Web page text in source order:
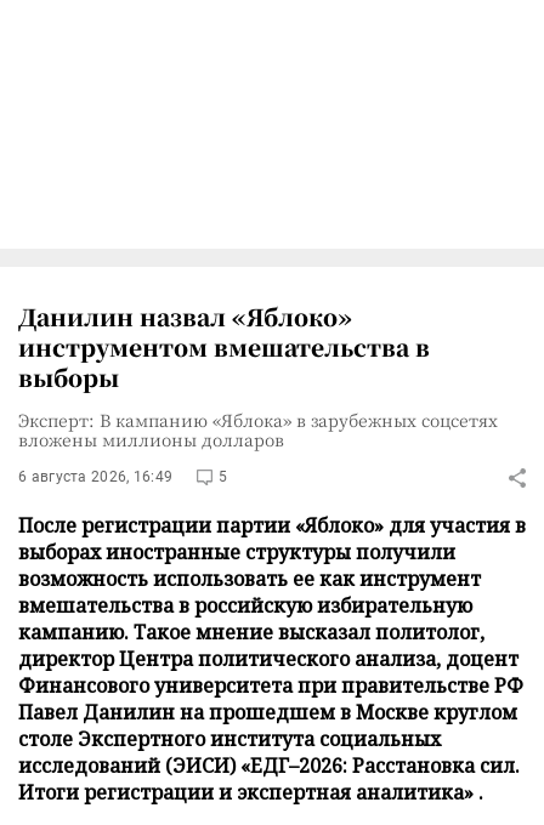
Данилин назвал «Яблоко»
инструментом вмешательства в
выборы
Эксперт: В кампанию «Яблока» в зарубежных соцсетях
вложены миллионы долларов
6 августа 2026, 16:49 5
После регистрации партии «Яблоко» для участия в
выборах иностранные структуры получили
возможность использовать ее как инструмент
вмешательства в российскую избирательную
кампанию. Такое мнение высказал политолог,
директор Центра политического анализа, доцент
Финансового университета при правительстве РФ
Павел Данилин на прошедшем в Москве круглом
столе Экспертного института социальных
исследований (ЭИСИ) «ЕДГ–2026: Расстановка сил.
Итоги регистрации и экспертная аналитика» .